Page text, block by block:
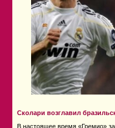
Сколари возглавил
В настоящее время «Гремио»